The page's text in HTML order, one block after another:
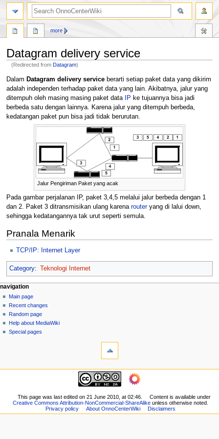
Datagram delivery service
(Redirected fromDatagram)
Jump
to
navigation
Jump
to
search
Dalam Datagram delivery serviceberarti setiap paket data yang dikirim
adalah independen terhadap paket data yang lain. Akibatnya, jalur yang
ditempuh oleh masing masing paket data
IP ke tujuannya bisa jadi
berbeda satu dengan lainnya. Karena jalur yang ditempuh berbeda,
kedatangan paket pun bisa jadi tidak berurutan.
Jalur Pengiriman Paket yang acak
Pada gambar perjalanan IP, paket 3,4,5 melalui jalur berbeda dengan 1
dan 2. Paket 3 ditransmisikan ulang karena routeryang di lalui down,
sehingga kedatangannya tak urut seperti semula.
Pranala Menarik
TCP/IP: Internet Layer
Category: Teknologi Internet
N
a
v
g
n
page actions
page
discussion
read
view
source
more
personal tools
log
in
navigation
Main page
Recent changes
Random page
Help about MediaWiki
Special pages
search
version
navigation
Recent
changes
This page was last edited on 21 June 2010, at 02:46.
Content is available under
Creative Commons Attribution-NonCommercial-ShareAlikeunless otherwise noted.
Privacy policy
About OnnoCenterWiki Disclaimers